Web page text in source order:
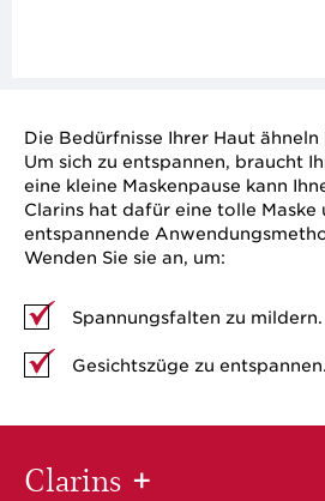
Die Bedürfnisse Ihrer Haut ähneln
Um sich zu entspannen, braucht
eine kleine Maskenpause kann
Clarins hat dafür eine tolle Maske
entspannende
Wenden Sie sie an, um:
Spannungsfalten zu mildern.
Gesichtszüge zu entspannen.
Clarins +